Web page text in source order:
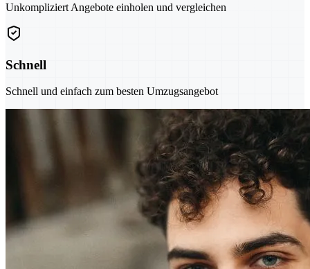
Unkompliziert Angebote einholen und vergleichen
Schnell
Schnell und einfach zum besten Umzugsangebot